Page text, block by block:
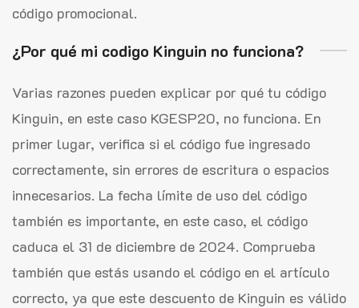
código promocional.
¿Por qué mi codigo Kinguin no funciona?
Varias razones pueden explicar por qué tu código
Kinguin, en este caso KGESP20, no funciona. En
primer lugar, verifica si el código fue ingresado
correctamente, sin errores de escritura o espacios
innecesarios. La fecha límite de uso del código
también es importante, en este caso, el código
caduca el 31 de diciembre de 2024. Comprueba
también que estás usando el código en el artículo
correcto, ya que este descuento de Kinguin es válido